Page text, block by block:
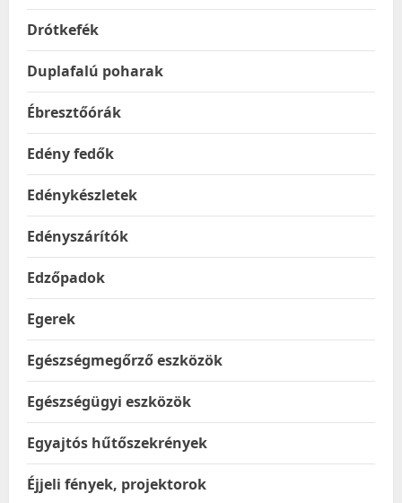
Drótkefék
Duplafalú poharak
Ébresztőórák
Edény fedők
Edénykészletek
Edényszárítók
Edzőpadok
Egerek
Egészségmegőrző eszközök
Egészségügyi eszközök
Egyajtós hűtőszekrények
Éjjeli fények, projektorok